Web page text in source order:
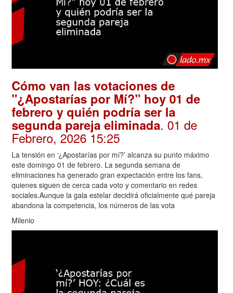
Cómo van las votaciones de
"¿Apostarías por Mí?" hoy 01 de
febrero y quién podría ser la
segunda pareja eliminada. 01 de
Febrero, 2026 15:25
La tensión en ‘¿Apostarías por mí?’ alcanza su punto máximo
este domingo 01 de febrero. La segunda semana de
eliminaciones ha generado gran expectación entre los fans,
quienes siguen de cerca cada voto y comentario en redes
sociales.Aunque la gala estelar decidirá oficialmente qué pareja
abandona la competencia, los números de las vota
Milenio